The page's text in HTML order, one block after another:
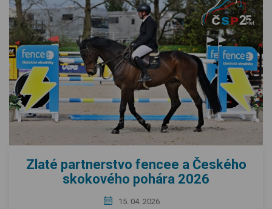
Zlaté partnerstvo fencee a Českého
skokového pohára 2026
15. 04. 2026